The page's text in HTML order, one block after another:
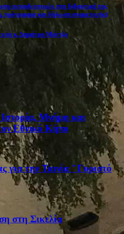
εκπαιδευτικών στη διδακτική της
πρόγραμμα και δήλωση συμμετοχής)
κ. Δημήτρη Μάντζο
Μνήμη και
Εθνικό Κήπο
για την Ταινία "Γυριστό
στη Σικελία